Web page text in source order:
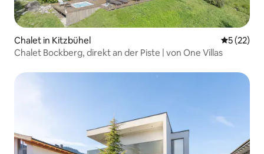
Chalet in Kitzbühel
5 (22)
Chalet Bockberg, direkt an der Piste | von One Villas